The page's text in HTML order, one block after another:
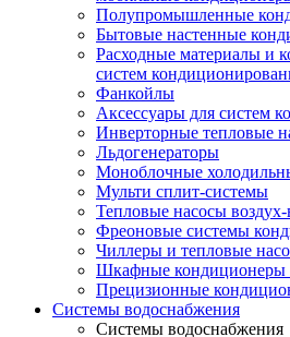
Полупромышленные
Бытовые настенные
Расходные материалы и
систем
Фанкойлы
Аксессуары для систем
Инверторные тепловые
Льдогенераторы
Моноблочные
Мульти сплит-системы
Тепловые насосы воздух-
Фреоновые системы
Чиллеры и тепловые
Шкафные кондиционеры
Прецизионные
Системы водоснабжения
Системы водоснабжения